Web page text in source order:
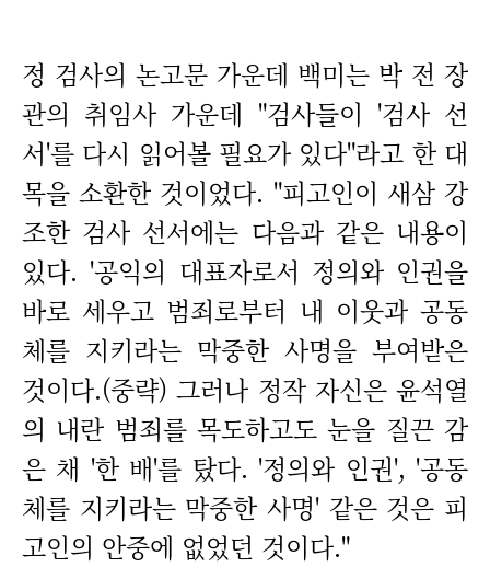
정 검사의 논고문 가운데 백미는 박 전 장
관의 취임사 가운데 "검사들이 '검사 선
서'를 다시 읽어볼 필요가 있다"라고 한 대
목을 소환한 것이었다. "피고인이 새삼 강
조한 검사 선서에는 다음과 같은 내용이
있다. '공익의 대표자로서 정의와 인권을
바로 세우고 범죄로부터 내 이웃과 공동
체를 지키라는 막중한 사명을 부여받은
것이다.(중략) 그러나 정작 자신은 윤석열
의 내란 범죄를 목도하고도 눈을 질끈 감
은 채 '한 배'를 탔다. '정의와 인권', '공동
체를 지키라는 막중한 사명' 같은 것은 피
고인의 안중에 없었던 것이다."